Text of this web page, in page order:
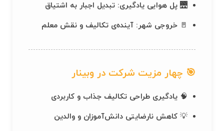
🌉 پل هوایی یادگیری: تبدیل اجبار به اشتیاق
🚪 خروجی شهر: آینده‌ی تکالیف و نقش معلم
🎯 چهار مزیت شرکت در وبینار
🧠 یادگیری طراحی تکالیف جذاب و کاربردی
💡 کاهش نارضایتی دانش‌آموزان و والدین